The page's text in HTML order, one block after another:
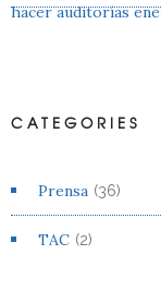
hacer auditorías
CATEGORIES
Prensa (36)
TAC (2)